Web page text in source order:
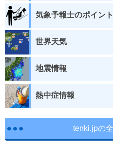
気象予報士のポイン
世界天気
地震情報
熱中症情報
tenki.jpの